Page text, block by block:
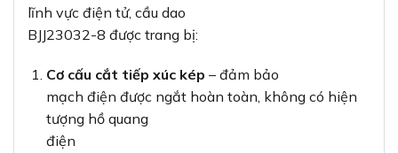
lĩnh vực điện tử, cầu dao
BJJ23032-8 được trang bị:
Cơ cấu cắt tiếp xúc kép – đảm bảo
mạch điện được ngắt hoàn toàn, không có hiện
tượng hồ quang
điện